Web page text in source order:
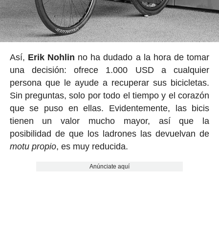
Así, Erik Nohlin no ha dudado a la hora de tomar
una decisión: ofrece 1.000 USD a cualquier
persona que le ayude a recuperar sus bicicletas.
Sin preguntas, solo por todo el tiempo y el corazón
que se puso en ellas. Evidentemente, las bicis
tienen un valor mucho mayor, así que la
posibilidad de que los ladrones las devuelvan de
motu propio, es muy reducida.
Anúnciate aquí